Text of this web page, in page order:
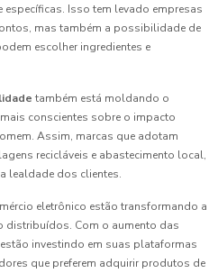
específicas. Isso tem levado empresas
mas também a possibilidade de
escolher ingredientes e
também está moldando o
conscientes sobre o impacto
Assim, marcas que adotam
recicláveis e abastecimento local,
lealdade dos clientes.
eletrônico estão transformando a
Com o aumento das
investindo em suas plataformas
que preferem adquirir produtos de